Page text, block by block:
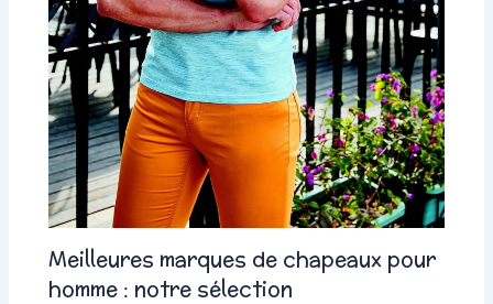
Meilleures marques de chapeaux pour
homme : notre sélection